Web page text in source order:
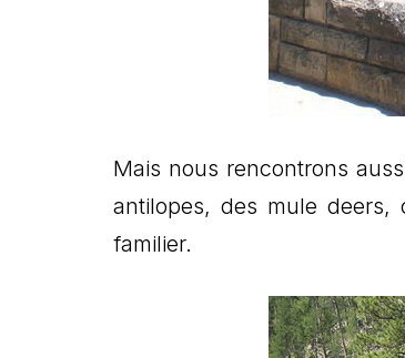
Mais nous rencontrons
antilopes, des mule
familier.